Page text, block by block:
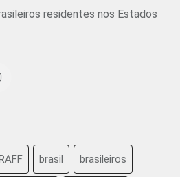
residentes nos Estados
brasil brasileiros